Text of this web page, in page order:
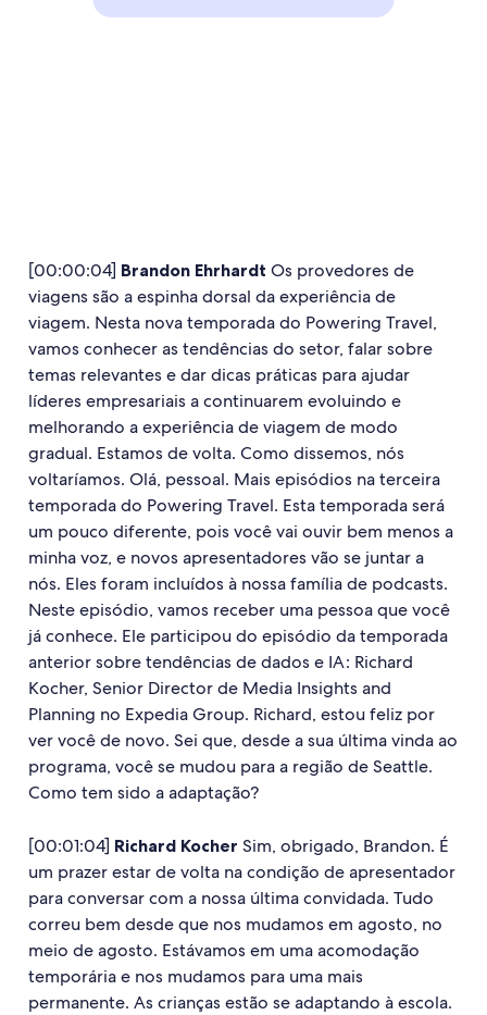
[00:00:04] Brandon Ehrhardt Os provedores de
viagens são a espinha dorsal da experiência de
viagem. Nesta nova temporada do Powering Travel,
vamos conhecer as tendências do setor, falar sobre
temas relevantes e dar dicas práticas para ajudar
líderes empresariais a continuarem evoluindo e
melhorando a experiência de viagem de modo
gradual. Estamos de volta. Como dissemos, nós
voltaríamos. Olá, pessoal. Mais episódios na terceira
temporada do Powering Travel. Esta temporada será
um pouco diferente, pois você vai ouvir bem menos a
minha voz, e novos apresentadores vão se juntar a
nós. Eles foram incluídos à nossa família de podcasts.
Neste episódio, vamos receber uma pessoa que você
já conhece. Ele participou do episódio da temporada
anterior sobre tendências de dados e IA: Richard
Kocher, Senior Director de Media Insights and
Planning no Expedia Group. Richard, estou feliz por
ver você de novo. Sei que, desde a sua última vinda ao
programa, você se mudou para a região de Seattle.
Como tem sido a adaptação?
[00:01:04] Richard Kocher Sim, obrigado, Brandon. É
um prazer estar de volta na condição de apresentador
para conversar com a nossa última convidada. Tudo
correu bem desde que nos mudamos em agosto, no
meio de agosto. Estávamos em uma acomodação
temporária e nos mudamos para uma mais
permanente. As crianças estão se adaptando à escola.